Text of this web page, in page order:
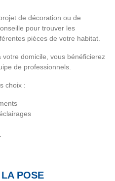
de décoration ou de
pour trouver les
pièces de votre habitat.
domicile, vous bénéficierez
de professionnels.
choix :
POSE